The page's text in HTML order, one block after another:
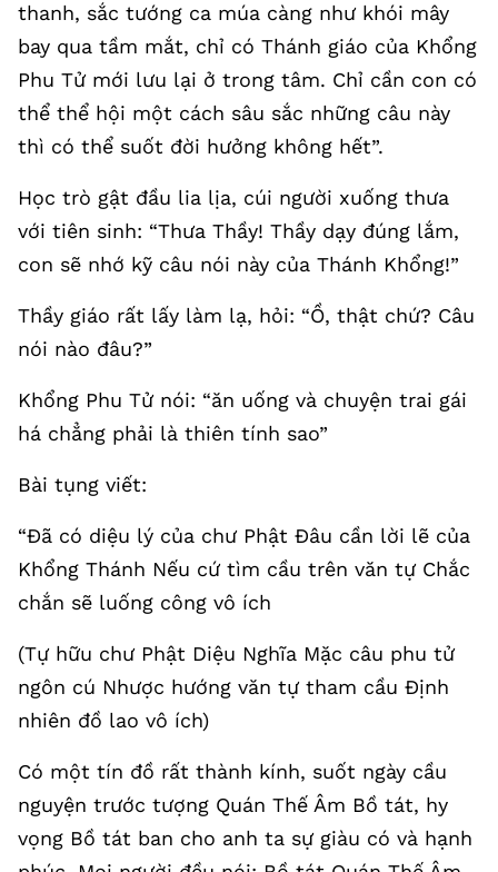
thanh, sắc tướng ca múa càng như khói mây
bay qua tầm mắt, chỉ có Thánh giáo của Khổng
Phu Tử mới lưu lại ở trong tâm. Chỉ cần con có
thể thể hội một cách sâu sắc những câu này
thì có thể suốt đời hưởng không hết”.
Học trò gật đầu lia lịa, cúi người xuống thưa
với tiên sinh: “Thưa Thầy! Thầy dạy đúng lắm,
con sẽ nhớ kỹ câu nói này của Thánh Khổng!”
Thầy giáo rất lấy làm lạ, hỏi: “Ồ, thật chứ? Câu
nói nào đâu?”
Khổng Phu Tử nói: “ăn uống và chuyện trai gái
há chẳng phải là thiên tính sao”
Bài tụng viết:
“Đã có diệu lý của chư Phật Đâu cần lời lẽ của
Khổng Thánh Nếu cứ tìm cầu trên văn tự Chắc
chắn sẽ luống công vô ích
(Tự hữu chư Phật Diệu Nghĩa Mặc câu phu tử
ngôn cú Nhược hướng văn tự tham cầu Định
nhiên đồ lao vô ích)
Có một tín đồ rất thành kính, suốt ngày cầu
nguyện trước tượng Quán Thế Âm Bồ tát, hy
vọng Bồ tát ban cho anh ta sự giàu có và hạnh